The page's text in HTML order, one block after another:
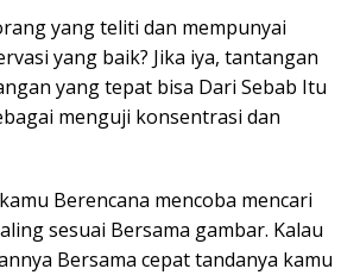
yang teliti dan mempunyai
yang baik? Jika iya, tantangan
yang tepat bisa Dari Sebab Itu
menguji konsentrasi dan
Berencana mencoba mencari
sesuai Bersama gambar. Kalau
Bersama cepat tandanya kamu